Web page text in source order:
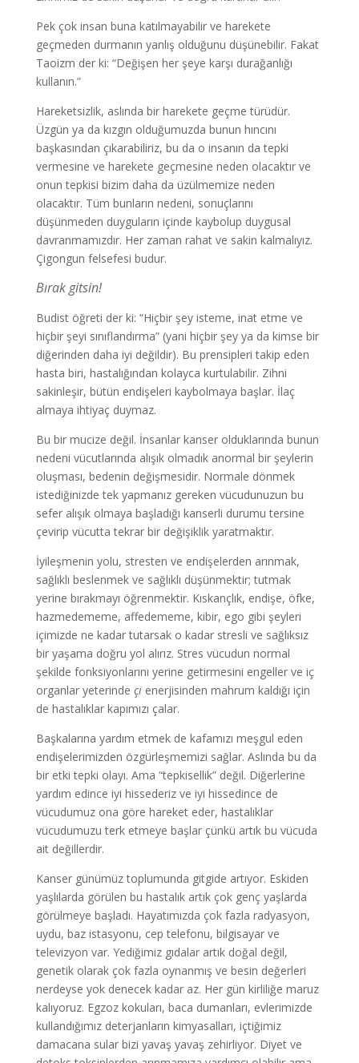
Pek çok insan buna katılmayabilir ve harekete
geçmeden durmanın yanlış olduğunu düşünebilir. Fakat
Taoizm der ki: “Değişen her şeye karşı durağanlığı
kullanın.”
Hareketsizlik, aslında bir harekete geçme türüdür.
Üzgün ya da kızgın olduğumuzda bunun hıncını
başkasından çıkarabiliriz, bu da o insanın da tepki
vermesine ve harekete geçmesine neden olacaktır ve
onun tepkisi bizim daha da üzülmemize neden
olacaktır. Tüm bunların nedeni, sonuçlarını
düşünmeden duyguların içinde kaybolup duygusal
davranmamızdır. Her zaman rahat ve sakin kalmalıyız.
Çigongun felsefesi budur.
Bırak gitsin!
Budist öğreti der ki: “Hiçbir şey isteme, inat etme ve
hiçbir şeyi sınıflandırma” (yani hiçbir şey ya da kimse bir
diğerinden daha iyi değildir). Bu prensipleri takip eden
hasta biri, hastalığından kolayca kurtulabilir. Zihni
sakinleşir, bütün endişeleri kaybolmaya başlar. İlaç
almaya ihtiyaç duymaz.
Bu bir mucize değil. İnsanlar kanser olduklarında bunun
nedeni vücutlarında alışık olmadık anormal bir şeylerin
oluşması, bedenin değişmesidir. Normale dönmek
istediğinizde tek yapmanız gereken vücudunuzun bu
sefer alışık olmaya başladığı kanserli durumu tersine
çevirip vücutta tekrar bir değişiklik yaratmaktır.
İyileşmenin yolu, stresten ve endişelerden arınmak,
sağlıklı beslenmek ve sağlıklı düşünmektir; tutmak
yerine bırakmayı öğrenmektir. Kıskançlık, endişe, öfke,
hazmedememe, affedememe, kibir, ego gibi şeyleri
içimizde ne kadar tutarsak o kadar stresli ve sağlıksız
bir yaşama doğru yol alırız. Stres vücudun normal
şekilde fonksiyonlarını yerine getirmesini engeller ve iç
organlar yeterinde çienerjisinden mahrum kaldığı için
de hastalıklar kapımızı çalar.
Başkalarına yardım etmek de kafamızı meşgul eden
endişelerimizden özgürleşmemizi sağlar. Aslında bu da
bir etki tepki olayı. Ama “tepkisellik” değil. Diğerlerine
yardım edince iyi hissederiz ve iyi hissedince de
vücudumuz ona göre hareket eder, hastalıklar
vücudumuzu terk etmeye başlar çünkü artık bu vücuda
ait değillerdir.
Kanser günümüz toplumunda gitgide artıyor. Eskiden
yaşlılarda görülen bu hastalık artık çok genç yaşlarda
görülmeye başladı. Hayatımızda çok fazla radyasyon,
uydu, baz istasyonu, cep telefonu, bilgisayar ve
televizyon var. Yediğimiz gıdalar artık doğal değil,
genetik olarak çok fazla oynanmış ve besin değerleri
nerdeyse yok denecek kadar az. Her gün kirliliğe maruz
kalıyoruz. Egzoz kokuları, baca dumanları, evlerimizde
kullandığımız deterjanların kimyasalları, içtiğimiz
damacana sular bizi yavaş yavaş zehirliyor. Diyet ve